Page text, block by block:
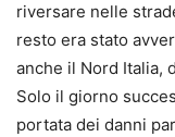
riversare nelle
resto era stato
anche il Nord Italia,
Solo il giorno
portata dei danni